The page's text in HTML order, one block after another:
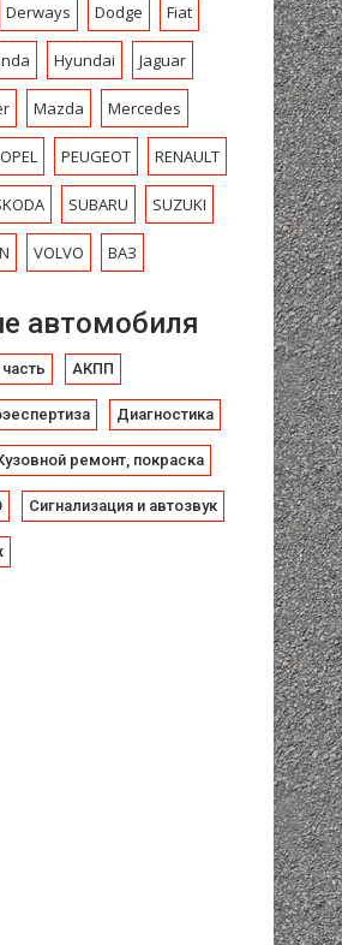
Derways Dodge Fiat
Hyundai Jaguar
Mazda Mercedes
OPEL PEUGEOT RENAULT
SUBARU SUZUKI
VOLVO ВАЗ
автомобиля
АКПП
Диагностика
ремонт, покраска
Сигнализация и автозвук